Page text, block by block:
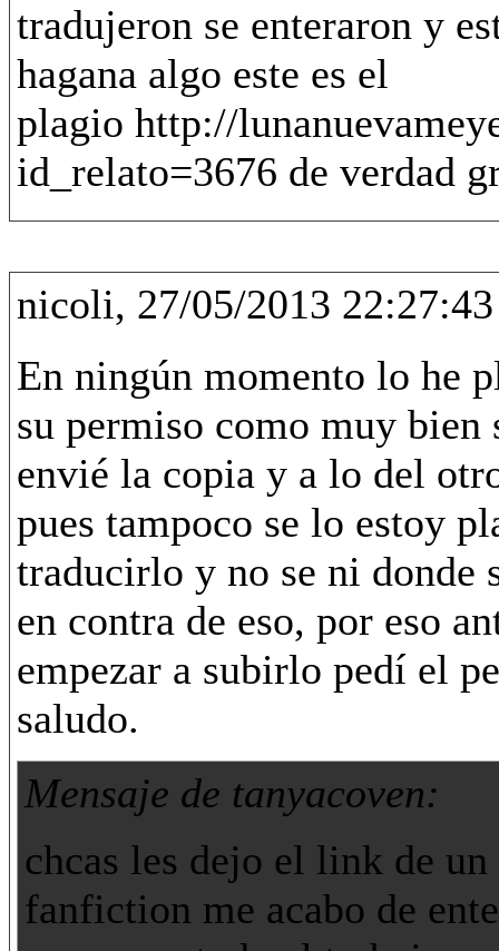
tradujeron se enteraron y
hagana algo este es el
plagio http://
id_relato=3676 de verdad
nicoli, 27/05/2013 22:27:43
En ningún momento lo he
su permiso como muy bien
envié la copia y a lo del
pues tampoco se lo estoy
traducirlo y no se ni donde
en contra de eso, por eso
empezar a subirlo pedí el
saludo.
Mensaje de tanyacoven:
chcas les dejo el link de
fanfiction me acabo de